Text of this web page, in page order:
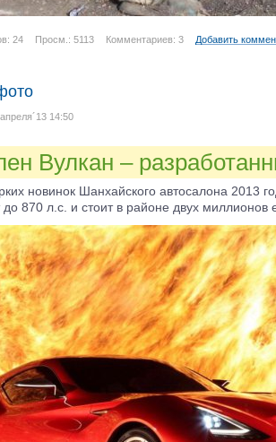
24 Просм.: 5113 Комментариев: 3 Добавить
14:50
Вулкан –
новинок Шанхайского автосалона 2013
870 л.с. и стоит в районе двух миллионов